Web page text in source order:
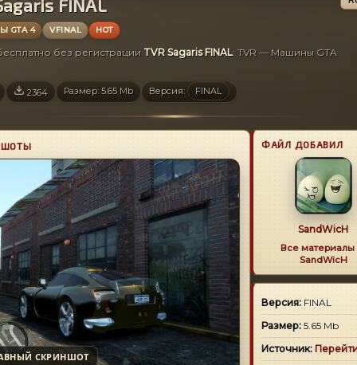
FINAL
GTA 4 VFINAL HOT
без регистрации TVR Sagaris FINAL: TVR — Машины GTA
2364 Размер: 5.65 Mb Версия: FINAL
СКРИНШОТ
ФАЙЛ ДОБАВИЛ
SandWicH
Все материалы
SandWicH
Версия: FINAL
Размер: 5.65 Mb
Источник: